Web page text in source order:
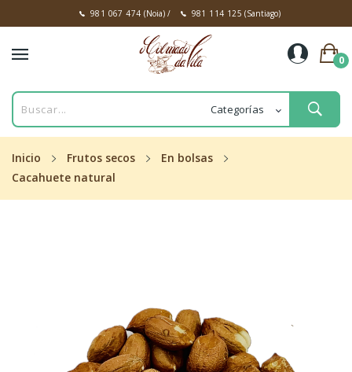
981 067 474 (Noia)/ 981 114 125 (Santiago)
0
Inicio Frutos secos
En bolsas
Cacahuete natural